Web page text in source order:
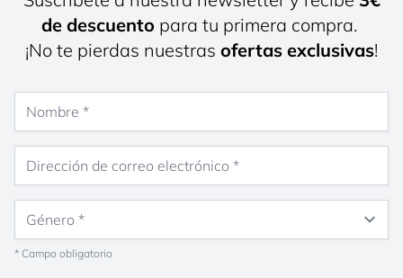
de descuento para tu primera compra.
¡No te pierdas nuestras ofertas exclusivas!
* Campo obligatorio